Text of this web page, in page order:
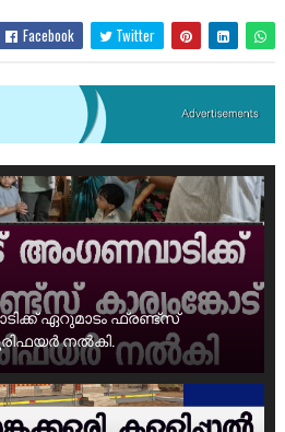
Facebook Twitter
ഏറുമാടം ഫ്രണ്ട്സ്
നൽകി.